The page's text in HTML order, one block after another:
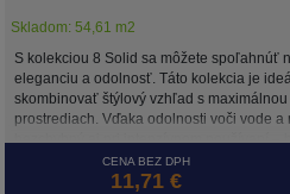
Skladom: 54,61 m2
S kolekciou 8 Solid sa môžete spoľahnúť
eleganciu a odolnosť. Táto kolekcia je
skombinovať štýlový vzhľad s
prostrediach. Vďaka odolnosti voči vode
dom, štýlovú domácu kanceláriu alebo
spĺňa potreby tých, ktorí očakávajú viac.
CENA BEZ DPH
11,71 €